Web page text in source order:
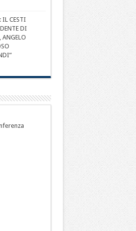
CESTI
DI